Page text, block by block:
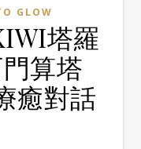
GLOW
塔羅
算塔
癒對話